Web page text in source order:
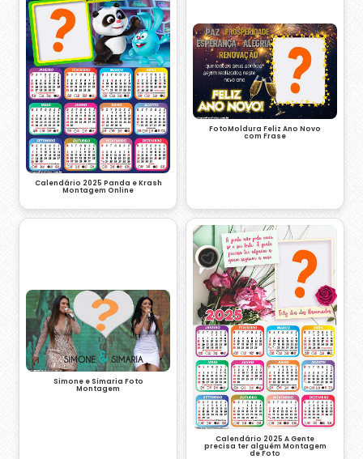
Calendário 2025 Panda e Krash
Montagem Online
FotoMoldura Feliz Ano Novo
com Frase
Simone e Simaria Foto
Montagem
Calendário 2025 A Gente
precisa ter alguém Montagem
de Foto